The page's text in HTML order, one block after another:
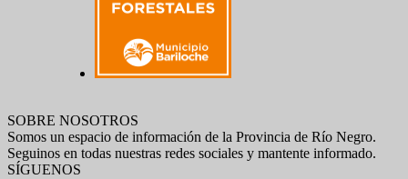
SOBRE NOSOTROS
Somos un espacio de información de la Provincia de Río Negro.
Seguinos en todas nuestras redes sociales y mantente informado.
SÍGUENOS